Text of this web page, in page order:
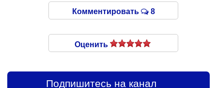
Комментировать 8
Оценить
Подпишитесь на канал